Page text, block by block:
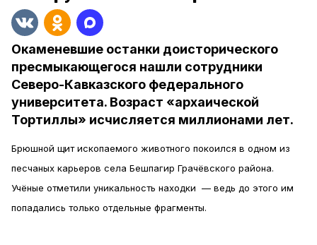
Окаменевшие останки доисторического
пресмыкающегося нашли сотрудники
Северо-Кавказского федерального
университета. Возраст «архаической
Тортиллы» исчисляется миллионами лет.
Брюшной щит ископаемого животного покоился в одном из
песчаных карьеров села Бешпагир Грачёвского района.
Учёные отметили уникальность находки — ведь до этого им
попадались только отдельные фрагменты.